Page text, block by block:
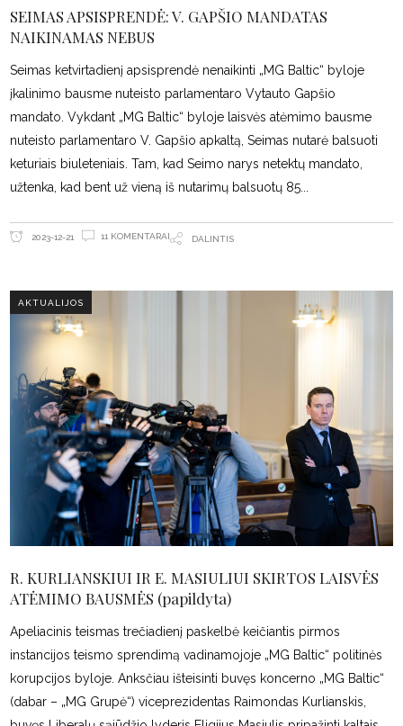
SEIMAS APSISPRENDĖ: V. GAPŠIO MANDATAS
NAIKINAMAS NEBUS
Seimas ketvirtadienį apsisprendė nenaikinti „MG Baltic“ byloje
įkalinimo bausme nuteisto parlamentaro Vytauto Gapšio
mandato. Vykdant „MG Baltic“ byloje laisvės atėmimo bausme
nuteisto parlamentaro V. Gapšio apkaltą, Seimas nutarė balsuoti
keturiais biuleteniais. Tam, kad Seimo narys netektų mandato,
užtenka, kad bent už vieną iš nutarimų balsuotų 85
2023-12-21 11 KOMENTARAI DALINTIS
AKTUALIJOS
R. KURLIANSKIUI IR E. MASIULIUI SKIRTOS LAISVĖS
ATĖMIMO BAUSMĖS (papildyta)
Apeliacinis teismas trečiadienį paskelbė keičiantis pirmos
instancijos teismo sprendimą vadinamojoje „MG Baltic“ politinės
korupcijos byloje. Anksčiau išteisinti buvęs koncerno „MG Baltic“
(dabar – „MG Grupė“) viceprezidentas Raimondas Kurlianskis,